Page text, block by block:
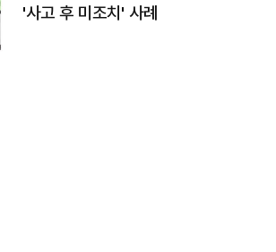
'사고 후 미조치' 사례